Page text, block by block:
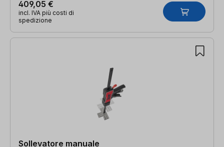
409,05 €
incl. IVA più costi di
spedizione
Sollevatore manuale